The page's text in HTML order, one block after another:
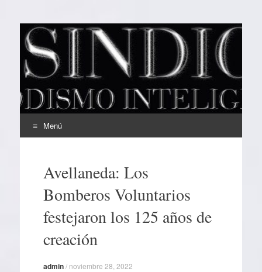
EL SINDICAL
Periodismo Inteligente
Menú
contenidoAvellaneda: Los
Bomberos Voluntarios
festejaron los 125 años de
creación
admin/ noviembre 28, 2022